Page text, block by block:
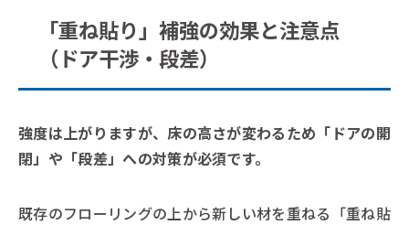
「重ね貼り」補強の効果と注意点
（ドア干渉・段差）
強度は上がりますが、床の高さが変わるため「ドアの開
閉」や「段差」への対策が必須です。
既存のフローリングの上から新しい材を重ねる「重ね貼